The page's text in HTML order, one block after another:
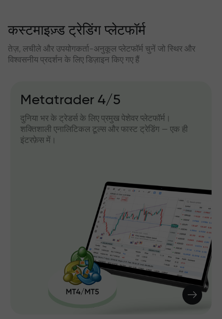
कस्टमाइज़्ड ट्रेडिंग प्लेटफॉर्म
तेज़, लचीले और उपयोगकर्ता-अनुकूल प्लेटफॉर्म चुनें जो स्थिर और
विश्वसनीय प्रदर्शन के लिए डिज़ाइन किए गए हैं
Metatrader 4/5
दुनिया भर के ट्रेडर्स के लिए प्रमुख पेशेवर प्लेटफॉर्म।
शक्तिशाली एनालिटिकल टूल्स और फास्ट ट्रेडिंग — एक ही
इंटरफ़ेस में।